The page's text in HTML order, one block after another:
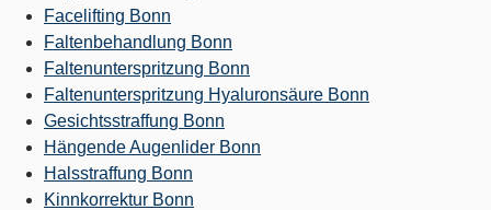
Facelifting Bonn
Faltenbehandlung Bonn
Faltenunterspritzung Bonn
Faltenunterspritzung Hyaluronsäure Bonn
Gesichtsstraffung Bonn
Hängende Augenlider Bonn
Halsstraffung Bonn
Kinnkorrektur Bonn